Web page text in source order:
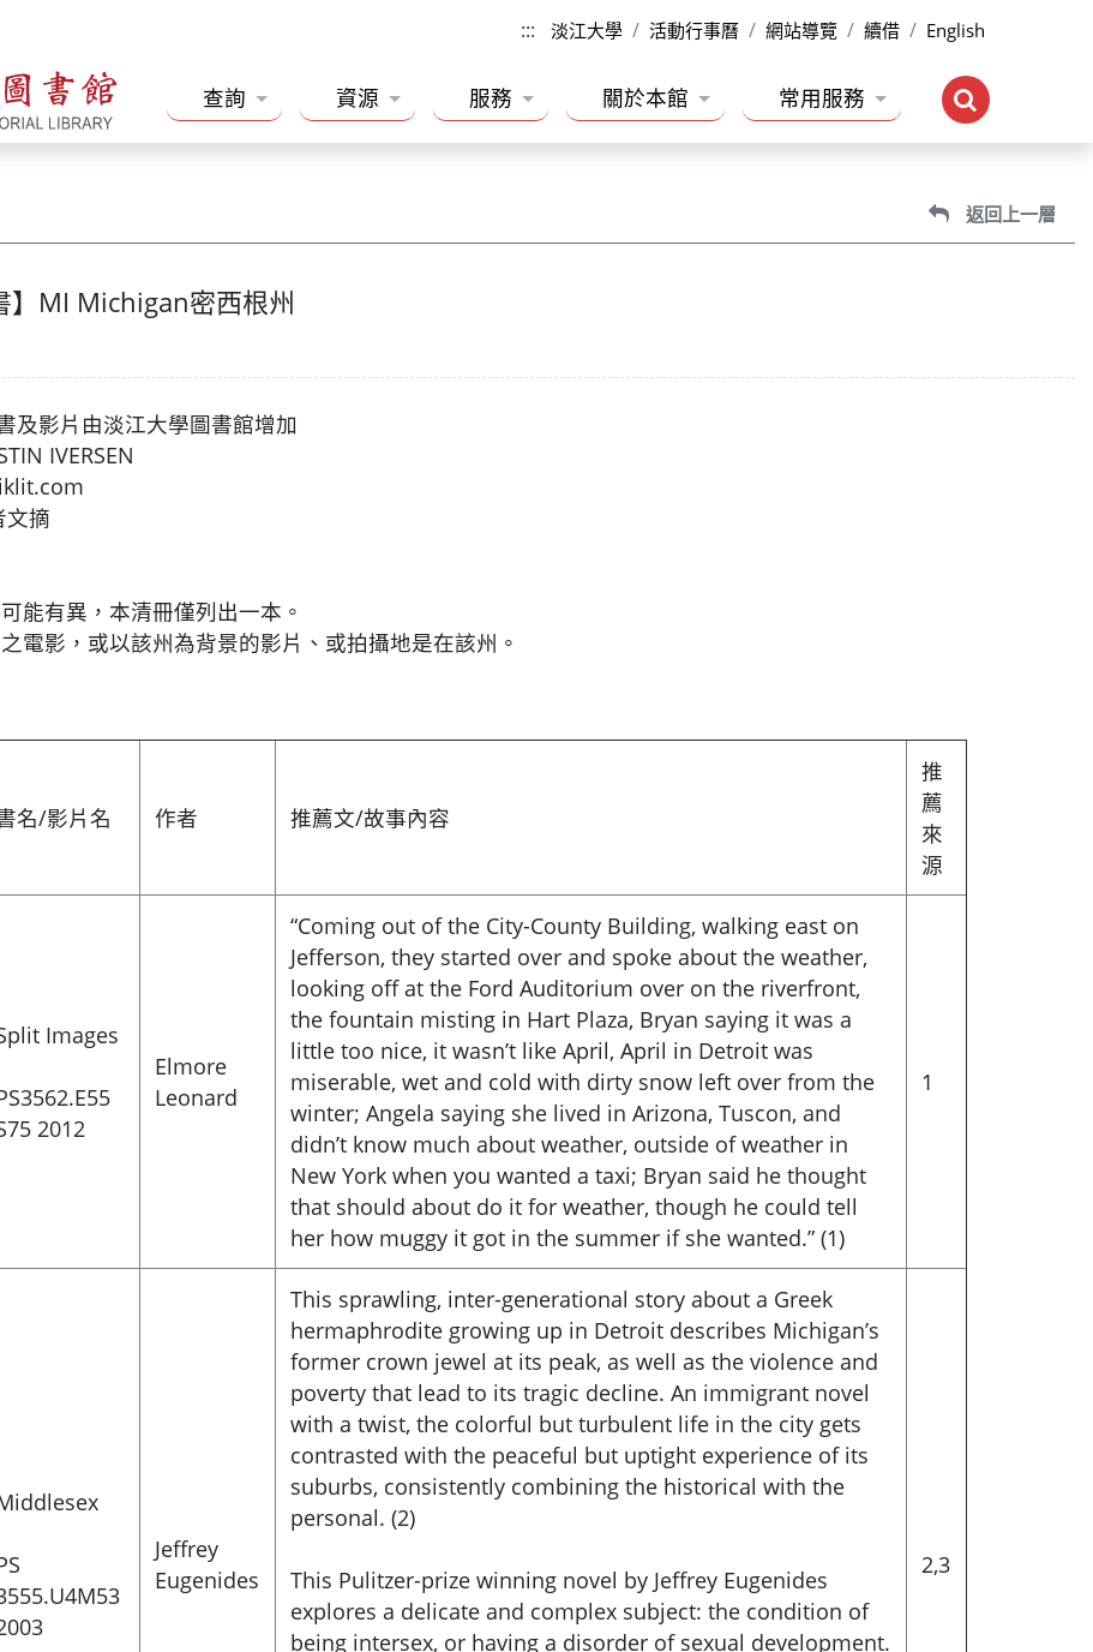
::: 淡江大學 活動行事曆 網站導覽 續借 English
查詢 資源 服務 關於本館 常用服務
返回上一層
】MI Michigan密西根州
及影片由淡江大學圖書館增加
KRISTIN IVERSEN
Qwiklit.com
讀者文摘
能有異，本清冊僅列出一本。
電影，或以該州為背景的影片、或拍攝地是在該州。
名/影片名 作者 推薦文/故事內容
推
薦
來
源
Images
2012
Elmore
Leonard
“Coming out of the City-County Building, walking east on
Jefferson, they started over and spoke about the weather,
looking off at the Ford Auditorium over on the riverfront,
the fountain misting in Hart Plaza, Bryan saying it was a
little too nice, it wasn’t like April, April in Detroit was
miserable, wet and cold with dirty snow left over from the
winter; Angela saying she lived in Arizona, Tuscon, and
didn’t know much about weather, outside of weather in
New York when you wanted a taxi; Bryan said he thought
that should about do it for weather, though he could tell
her how muggy it got in the summer if she wanted.” (1)
1
Jeffrey
Eugenides
This sprawling, inter-generational story about a Greek
hermaphrodite growing up in Detroit describes Michigan’s
former crown jewel at its peak, as well as the violence and
poverty that lead to its tragic decline. An immigrant novel
with a twist, the colorful but turbulent life in the city gets
contrasted with the peaceful but uptight experience of its
suburbs, consistently combining the historical with the
personal. (2)
This Pulitzer-prize winning novel by Jeffrey Eugenides
explores a delicate and complex subject: the condition of
being intersex, or having a disorder of sexual development.
2,3